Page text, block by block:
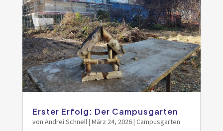
Erster Erfolg: Der Campusgarten
von Andrei Schnell| März 24, 2026| Campusgarten